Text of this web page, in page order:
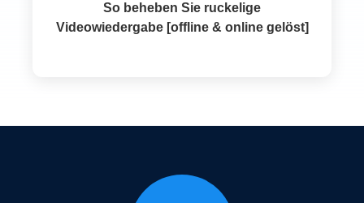
So beheben Sie ruckelige
Videowiedergabe [offline & online gelöst]